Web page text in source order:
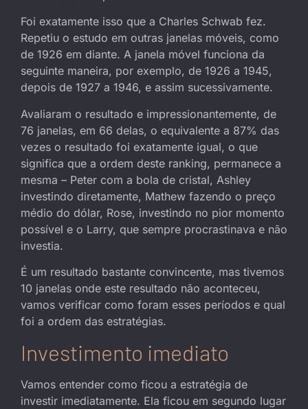
Foi exatamente isso que a Charles Schwab fez.
Repetiu o estudo em outras janelas móveis, como
de 1926 em diante. A janela móvel funciona da
seguinte maneira, por exemplo, de 1926 a 1945,
depois de 1927 a 1946, e assim sucessivamente.
Avaliaram o resultado e impressionantemente, de
76 janelas, em 66 delas, o equivalente a 87% das
vezes o resultado foi exatamente igual, o que
significa que a ordem deste ranking, permanece a
mesma – Peter com a bola de cristal, Ashley
investindo diretamente, Mathew fazendo o preço
médio do dólar, Rose, investindo no pior momento
possível e o Larry, que sempre procrastinava e não
investia.
É um resultado bastante convincente, mas tivemos
10 janelas onde este resultado não aconteceu,
vamos verificar como foram esses períodos e qual
foi a ordem das estratégias.
Investimento imediato
Vamos entender como ficou a estratégia de
investir imediatamente. Ela ficou em segundo lugar